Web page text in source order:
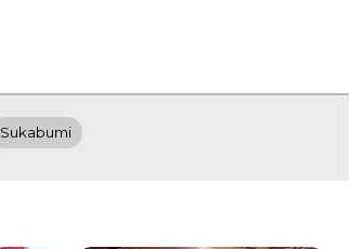
Sukabumi